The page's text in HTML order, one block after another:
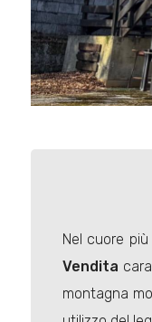
Nel cuore
Vendita
montagna